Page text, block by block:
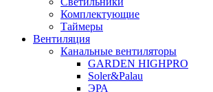
Комплектующие
Таймеры
Вентиляция
Канальные вентиляторы
GARDEN HIGHPRO
Soler&Palau
ЭРА